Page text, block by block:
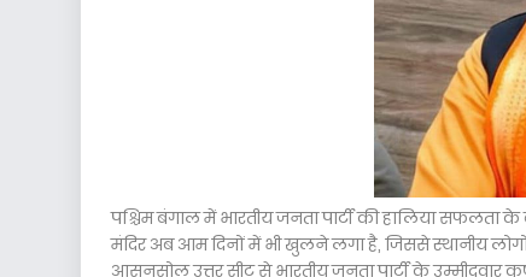
पश्चिम बंगाल में भारतीय जनता पार्टी की हालिया सफलता
मंदिर अब आम दिनों में भी खुलने लगा है, जिससे स्थानीय
आसनसोल उत्तर सीट से भारतीय जनता पार्टी के उम्मीदवार